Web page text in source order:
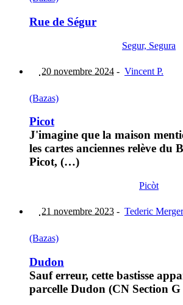
Rue de Ségur
Segur, Segura
20 novembre 2024 - Vincent P.
(Bazas)
Picot
J'imagine que la maison
les cartes anciennes relève du
Picot, (…)
Picòt
21 novembre 2023 - Tederic Merger
(Bazas)
Dudon
Sauf erreur, cette bastisse
parcelle Dudon (CN Section